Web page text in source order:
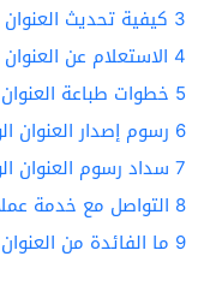
3 كيفية تحديث
4 الاستعلام عن
5 خطوات طباعة
6 رسوم إصدار
7 سداد رسوم العنوان
8 التواصل مع خدمة
9 ما الفائدة من